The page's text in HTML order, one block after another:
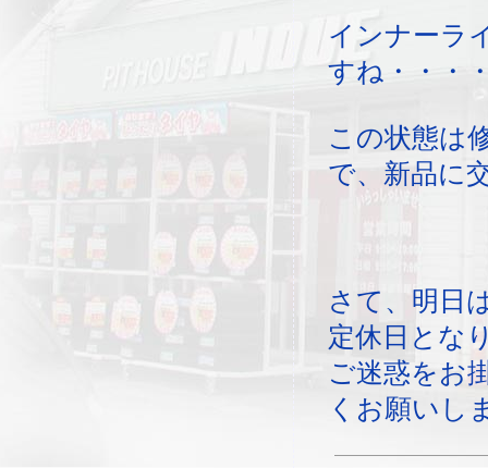
インナーラ
すね・・・
この状態は
で、新品に
さて、明日
定休日とな
ご迷惑をお
くお願いし